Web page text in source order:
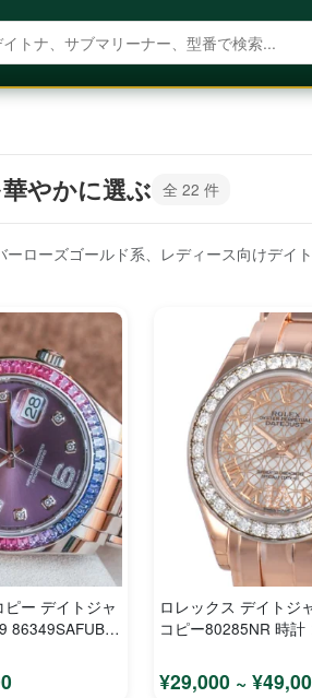
を検索
やかに選ぶ 全 22 件
ローズゴールド系、レディース向けデ
ー デイトジャ
86349SAFUBL
ロレックス デイトジ
コピー80285NR 時計
¥29,000 ~